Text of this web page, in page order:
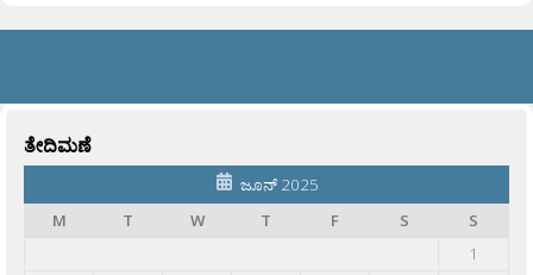
ತೇದಿಮಣೆ
ಜೂನ್ 2025
M
T W T F S
S
1